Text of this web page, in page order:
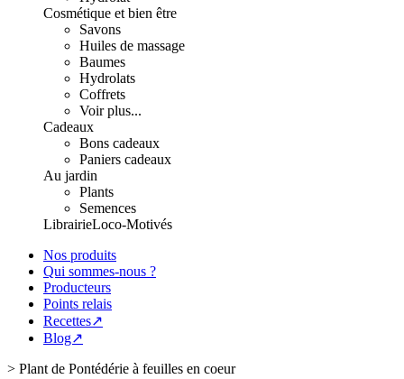
Cosmétique et bien être
Savons
Huiles de massage
Baumes
Hydrolats
Coffrets
Voir plus...
Cadeaux
Bons cadeaux
Paniers cadeaux
Au jardin
Plants
Semences
LibrairieLoco-Motivés
Nos produits
Qui sommes-nous ?
Producteurs
Points relais
Recettes↗
Blog↗
> Plant de Pontédérie à feuilles en coeur